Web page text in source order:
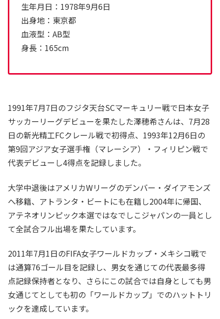
生年月日：1978年9月6日
出身地：東京都
血液型：AB型
身長：165cm
1991年7月7日のフジタ天台SCマーキュリー戦で日本女子
サッカーリーグデビューを果たした澤穂希さんは、7月28
日の新光精工FCクレール戦で初得点、1993年12月6日の
第9回アジア女子選手権（マレーシア）・フィリピン戦で
代表デビューし4得点を記録しました。
大学中退後はアメリカWリーグのデンバー・ダイアモンズ
へ移籍、アトランタ・ビートにも在籍し2004年に帰国、
アテネオリンピック本選ではなでしこジャパンの一員とし
て全試合フル出場を果たしています。
2011年7月1日のFIFA女子ワールドカップ・メキシコ戦で
は通算76ゴール目を記録し、男女を通じての代表最多得
点記録保持者となり、さらにこの試合では自身としても男
女通じてとしても初の「ワールドカップ」でのハットトリ
ックを達成しています。